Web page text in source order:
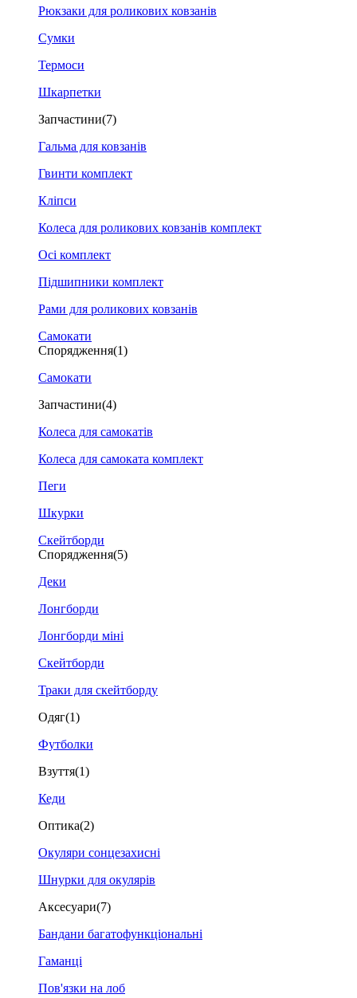
Рюкзаки для роликових ковзанів
Сумки
Термоси
Шкарпетки
Запчастини(7)
Гальма для ковзанів
Гвинти комплект
Кліпси
Колеса для роликових ковзанів комплект
Осі комплект
Підшипники комплект
Рами для роликових ковзанів
Самокати
Спорядження(1)
Самокати
Запчастини(4)
Колеса для самокатів
Колеса для самоката комплект
Пеги
Шкурки
Скейтборди
Спорядження(5)
Деки
Лонгборди
Лонгборди міні
Скейтборди
Траки для скейтборду
Одяг(1)
Футболки
Взуття(1)
Кеди
Оптика(2)
Окуляри сонцезахисні
Шнурки для окулярів
Аксесуари(7)
Бандани багатофункціональні
Гаманці
Пов'язки на лоб